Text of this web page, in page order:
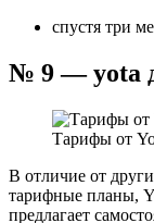
спустя три
№ 9 — yota
Тарифы от
В отличие от
тарифные планы,
предлагает